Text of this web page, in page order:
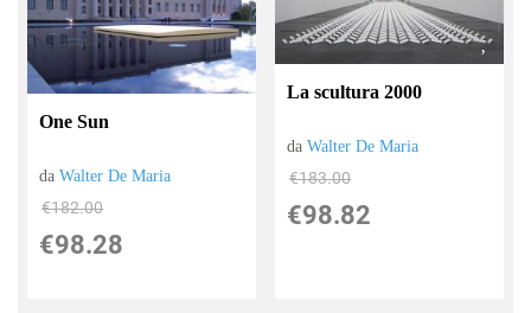
One Sun
daWalter De Maria
€182.00
€98.28
La scultura 2000
daWalter De Maria
€183.00
€98.82